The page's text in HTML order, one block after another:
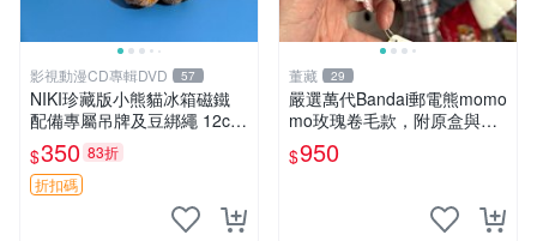
影視動漫CD專輯DVD 57
NIKI珍藏版小熊貓冰箱磁鐵
配備專屬吊牌及豆綁繩 12cm
廢品嚴選 好評推薦 小熊貓冰
箱貼 磁鐵掛件 冰箱飾品
$350 83折
折扣碼
董藏 29
嚴選萬代Bandai郵電熊momo
mo玫瑰卷毛款，附原盒與吊
牌，粉嫩可愛入手即柔軟～
玫瑰卷毛 郵電熊 正品
$950